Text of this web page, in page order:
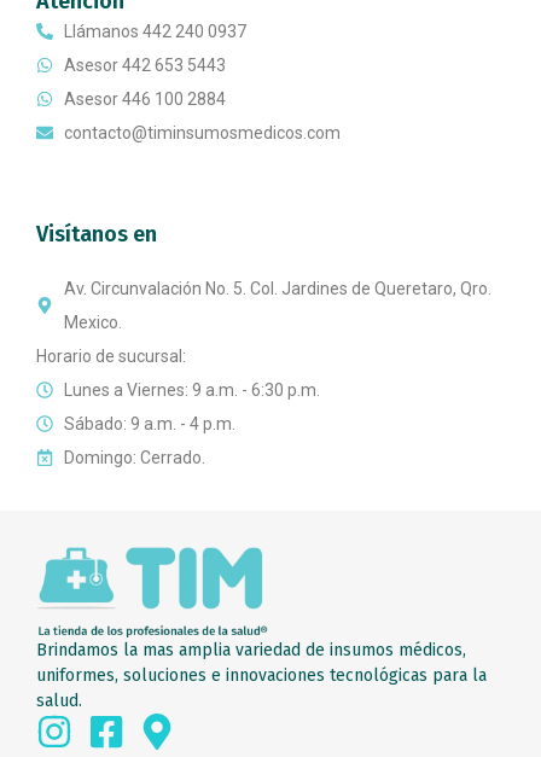
Llámanos 442 240 0937
Asesor 442 653 5443
Asesor 446 100 2884
contacto@timinsumosmedicos.com
Visítanos en
Av. Circunvalación No. 5. Col. Jardines de Queretaro, Qro.
Mexico.
Horario de sucursal:
Lunes a Viernes: 9 a.m. - 6:30 p.m.
Sábado: 9 a.m. - 4 p.m.
Domingo: Cerrado.
Brindamos la mas amplia variedad de insumos médicos,
uniformes, soluciones e innovaciones tecnológicas para la
salud.